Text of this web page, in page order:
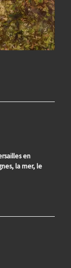
en
la mer, le